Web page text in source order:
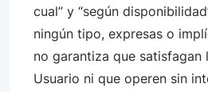
cual” y “según
ningún tipo, expresas o
no garantiza que satisfagan
Usuario ni que operen sin